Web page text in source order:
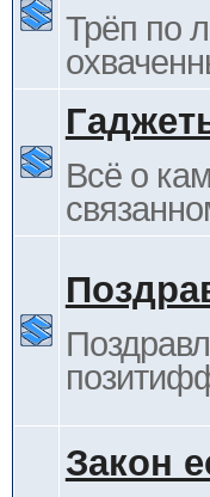
Трёп по
Всё о
Закон